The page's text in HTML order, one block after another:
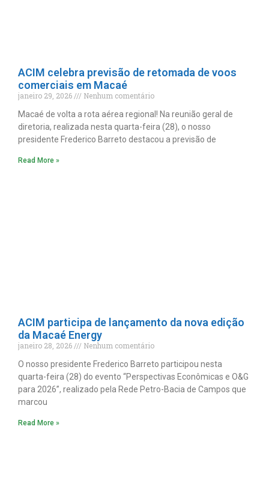
ACIM celebra previsão de retomada de voos
comerciais em Macaé
janeiro 29, 2026
Nenhum comentário
Macaé de volta a rota aérea regional! Na reunião geral de
diretoria, realizada nesta quarta-feira (28), o nosso
presidente Frederico Barreto destacou a previsão de
Read More »
ACIM participa de lançamento da nova edição
da Macaé Energy
janeiro 28, 2026
Nenhum comentário
O nosso presidente Frederico Barreto participou nesta
quarta-feira (28) do evento “Perspectivas Econômicas e O&G
para 2026”, realizado pela Rede Petro-Bacia de Campos que
marcou
Read More »